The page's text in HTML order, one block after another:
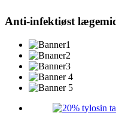
Anti-infektiøst